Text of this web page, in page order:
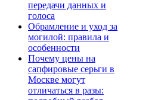
передачи данных и
голоса
Обрамление и уход за
могилой: правила и
особенности
Почему цены на
сапфировые серьги в
Москве могут
отличаться в разы: